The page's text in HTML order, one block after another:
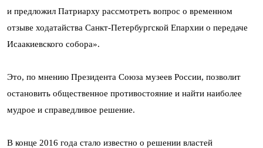
и предложил Патриарху рассмотреть вопрос о временном
отзыве ходатайства Санкт-Петербургской Епархии о передаче
Исаакиевского собора».
Это, по мнению Президента Союза музеев России, позволит
остановить общественное противостояние и найти наиболее
мудрое и справедливое решение.
В конце 2016 года стало известно о решении властей